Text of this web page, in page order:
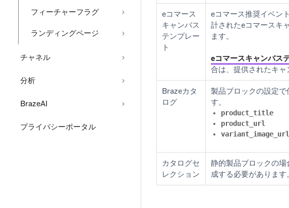
フィーチャーフラグ
ランディングページ
チャネル
分析
BrazeAI
プライバシーポータル
eコマース
キャンバス
テンプレー
ト
eコマース推奨イベン
計されたeコマースキ
ます。
eコマースキャンバス
合は、提供されたキャ
Brazeカタ
ログ
製品ブロックの設定
す。
product_title
product_url
variant_image_url
カタログセ
レクション
静的製品ブロックの
成する必要があります。